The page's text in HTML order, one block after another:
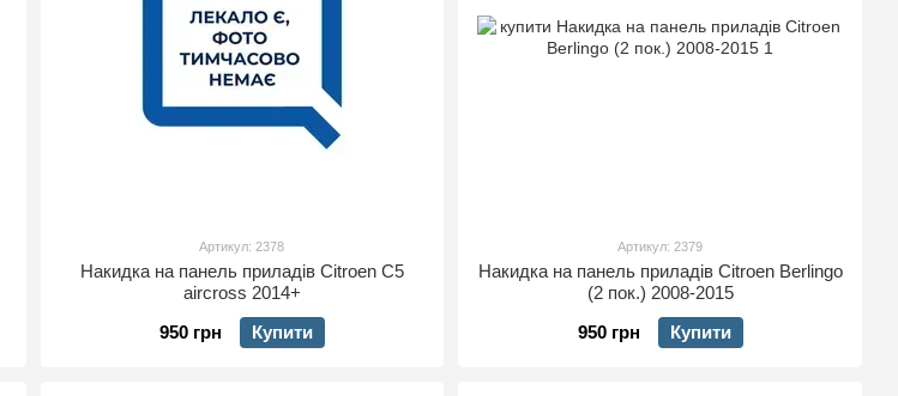
Артикул: 2378
Накидка на панель приладів Citroen С5
aircross 2014+
950 грн
Купити
Артикул: 2379
Накидка на панель приладів Citroen Berlingo
(2 пок.) 2008-2015
950 грн
Купити